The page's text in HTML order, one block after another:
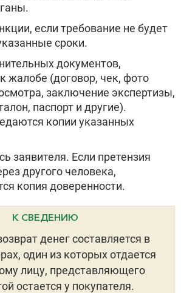
если требование не будет
сроки.
документов,
жалобе (договор, чек, фото
заключение экспертизы,
паспорт и другие).
копии указанных
заявителя. Если претензия
другого человека,
копия доверенности.
К СВЕДЕНИЮ
денег составляется в
один из которых отдается
лицу, представляющего
остается у покупателя.